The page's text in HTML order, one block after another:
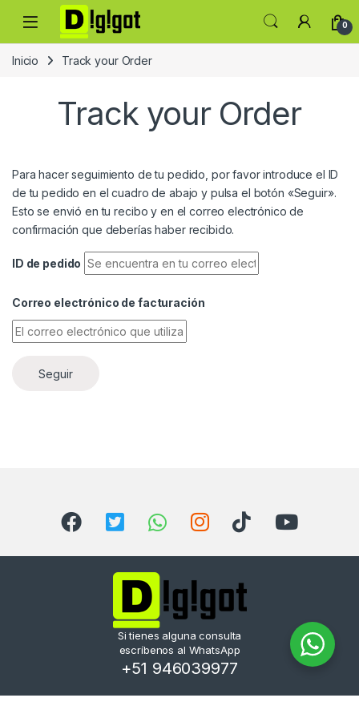
Skip to navigation
Skip to content
0
Inicio Track your Order
Track your Order
Para hacer seguimiento de tu pedido, por favor introduce el ID
de tu pedido en el cuadro de abajo y pulsa el botón «Seguir».
Esto se envió en tu recibo y en el correo electrónico de
confirmación que deberías haber recibido.
ID de pedido
Correo electrónico de facturación
Seguir
Si tienes alguna consulta
escríbenos al WhatsApp
+51 946039977